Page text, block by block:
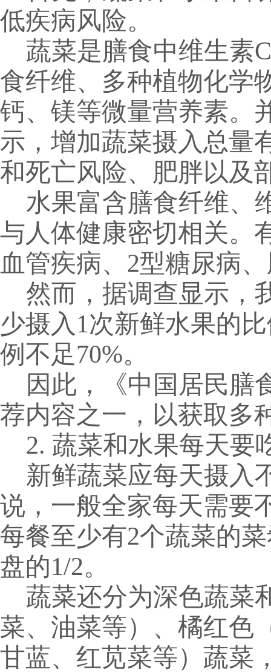
低疾病风险。
蔬菜是膳食中维生素C
食纤维、多种植物化学
钙、镁等微量营养素。
示，增加蔬菜摄入总量
和死亡风险、肥胖以及
水果富含膳食纤维、
与人体健康密切相关。
血管疾病、 2型糖尿病
然而，据调查显示 ，
少摄入 1次新鲜水果的
例不足70%。
因此，《中国居民膳
荐内容之一，以获取多
2. 蔬菜和水果每天要
新鲜蔬菜应每天摄入
说，一般全家每天需要
每餐至少有2个蔬菜的
盘的1/2。
蔬菜还分为深色蔬菜
菜、油菜等）、橘红色
甘蓝、红苋菜等）蔬菜